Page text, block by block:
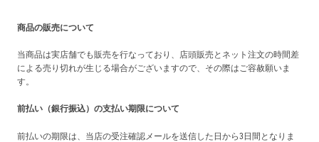
商品の販売について
当商品は実店舗でも販売を行なっており、店頭販売とネット注文の時間差
による売り切れが生じる場合がございますので、その際はご容赦願いま
す。
前払い（銀行振込）の支払い期限について
前払いの期限は、当店の受注確認メールを送信した日から3日間となりま